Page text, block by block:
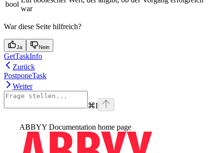
bool
war
War diese Seite hilfreich?
Ja Nein
GetTaskInfo
Zurück
PostponeTask
Weiter
⌘I
ABBYY Documentation home page